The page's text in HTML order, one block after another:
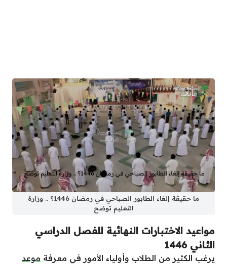
ما حقيقة إلغاء الطابور الصباحي في رمضان 1446؟ .. وزارة
التعليم توضح
مواعيد الاختبارات النهائية للفصل الدراسي
الثاني 1446
يرغب الكثير من الطلاب وأولياء الأمور في معرفة موعد